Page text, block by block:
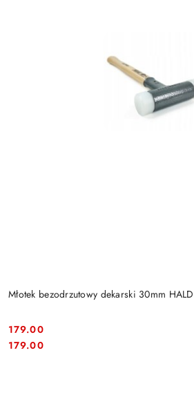
Młotek bezodrzutowy dekarski 30mm
Cena:
179.00
Cena:
179.00